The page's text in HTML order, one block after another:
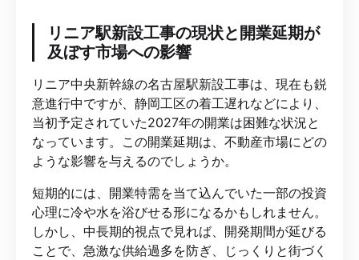
リニア駅新設工事の現状と開業延期が
及ぼす市場への影響
リニア中央新幹線の名古屋駅新設工事は、現在も鋭
意進行中ですが、静岡工区の着工遅れなどにより、
当初予定されていた2027年の開業は困難な状況と
なっています。この開業延期は、不動産市場にどの
ような影響を与えるのでしょうか。
短期的には、開業特需を当て込んでいた一部の投資
心理に冷や水を浴びせる形になるかもしれません。
しかし、中長期的視点で見れば、開発期間が延びる
ことで、急激な供給過多を防ぎ、じっくりと街づく